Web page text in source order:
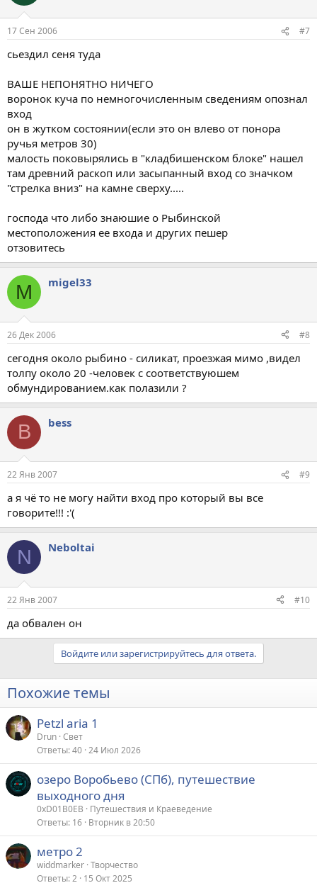
17 Сен 2006 #7
сьездил сеня туда
ВАШЕ НЕПОНЯТНО НИЧЕГО
воронок куча по немногочисленным сведениям опознал
вход
он в жутком состоянии(если это он влево от понора
ручья метров 30)
малость поковырялись в "кладбишенском блоке" нашел
там древний раскоп или засыпанный вход со значком
"стрелка вниз" на камне сверху.....
господа что либо знаюшие о Рыбинской
местоположения ее входа и других пешер
отзовитесь
M migel33
26 Дек 2006 #8
сегодня около рыбино - силикат, проезжая мимо ,видел
толпу около 20 -человек с соответствуюшем
обмундированием.как полазили ?
B bess
22 Янв 2007 #9
а я чё то не могу найти вход про который вы все
говорите!!! :'(
N Neboltai
22 Янв 2007 #10
да обвален он
Войдите или зарегистрируйтесь для ответа.
Похожие темы
Petzl aria 1
Drun Свет
Ответы 40 24 Июл 2026
озеро Воробьево (СПб), путешествие
выходного дня
0xD01B0EB
Путешествия и Краеведение
Ответы 16 Вторник в 20:50
метро 2
widdmarker Творчество
Ответы 2 15 Окт 2025